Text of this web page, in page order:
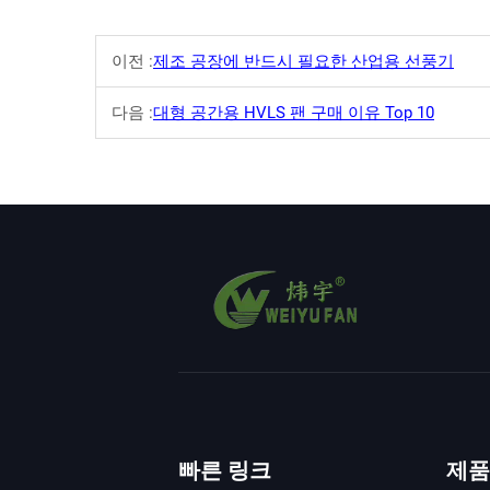
이전 :제조 공장에 반드시 필요한 산업용 선풍기
다음 :대형 공간용 HVLS 팬 구매 이유 Top 10
빠른 링크 제품